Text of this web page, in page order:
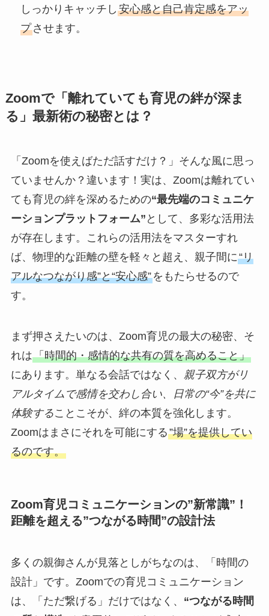
しっかりキャッチし 安心感と自己肯定感をアッ
プさせます。
Zoomで「離れていても育児の絆が深ま
る」最新術の秘密とは？
「Zoomを使えばただ話すだけ？」そんな風に思っ
ていませんか？違います！実は、Zoomは離れてい
ても育児の絆を深めるための“最先端のコミュニケ
ーションプラットフォーム” として、多彩な活用法
が存在します。これらの活用法をマスターすれ
ば、物理的な距離の壁を軽々と超え、親子間に“リ
アルなつながり感”と“安心感”をもたらせるので
す。
まず押さえたいのは、Zoom育児の最大の秘密、そ
れは「時間的・感情的な共有の質を高めること」
にあります。単なる会話ではなく、 親子双方がリ
アルタイムで感情を交わし合い、日常の“今”を共に
体験することこそが、絆の本質を強化します。
Zoomはまさにそれを可能にする”場”を提供してい
るのです。
Zoom育児コミュニケーションの”新常識”！
距離を超える”つながる時間”の設計法
多くの親御さんが見落としがちなのは、「時間の
設計」です。Zoomでの育児コミュニケーション
は、「ただ繋げる」だけではなく、 “つながる時間